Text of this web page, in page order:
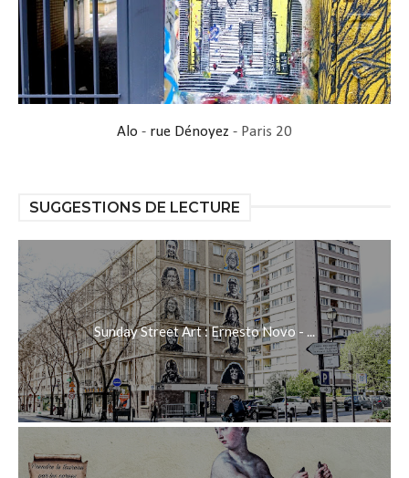
Alo - rue Dénoyez - Paris 20
SUGGESTIONS DE LECTURE
Sunday Street Art : Ernesto Novo - ...